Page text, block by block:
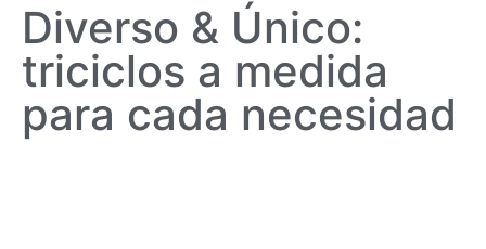
Diverso & Único:
triciclos a medida
para cada necesidad